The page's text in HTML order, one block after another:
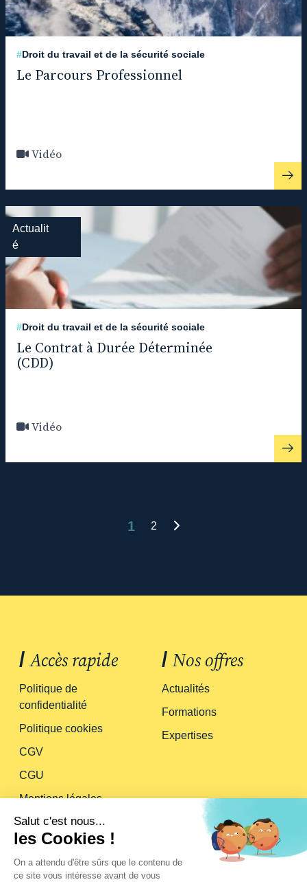
#Droit du travail et de la sécurité sociale
Le Parcours Professionnel
Vidéo
Actualit
é
#Droit du travail et de la sécurité sociale
Le Contrat à Durée Déterminée
(CDD)
Vidéo
1 2
/ Accès rapide
Politique de
confidentialité
Politique cookies
CGV
CGU
Mentions légales
/ Nos offres
Actualités
Formations
Expertises
/Suivez-nous À propos
Qui sommes-nous ?